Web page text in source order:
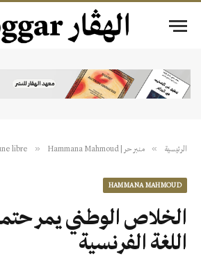
الرئيسية » منبر حر | Tribune libre » Hammana Mahmoud
HAMMANA MAHMOUD
الخلاص الوطني يمر
اللغة الفرنسية